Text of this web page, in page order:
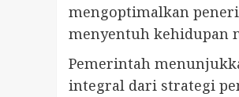
mengoptimalkan
menyentuh kehidupan
Pemerintah
integral dari strategi